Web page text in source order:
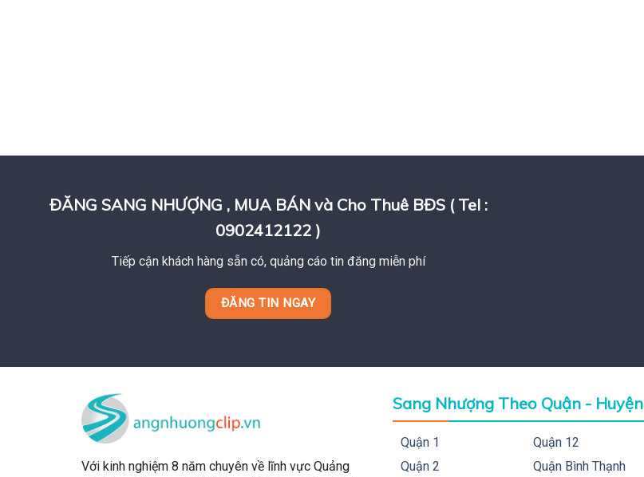
ĐĂNG SANG NHƯỢNG , MUA BÁN và Cho Thuê BĐS ( Tel :
0902412122 )
Tiếp cận khách hàng sẵn có, quảng cáo tin đăng miễn phí
ĐĂNG TIN NGAY
Với kinh nghiệm 8 năm chuyên về lĩnh vực Quảng
Sang Nhượng Theo Quận - Huyện
Quận 1
Quận 2
Quận 12
Quận Bình Thạnh